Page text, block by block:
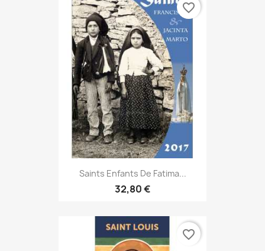
Saints Enfants De Fatima...
32,80 €
favorite_border
favorite_border